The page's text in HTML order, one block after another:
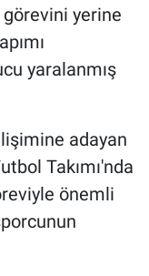
yerine
yaralanmış
adayan
Takımı'nda
önemli